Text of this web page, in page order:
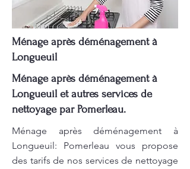
Ménage après déménagement à
Longueuil
Ménage après déménagement à
Longueuil et autres services de
nettoyage par Pomerleau.
Ménage après déménagement à
Longueuil: Pomerleau vous propose
des tarifs de nos services de nettoyage